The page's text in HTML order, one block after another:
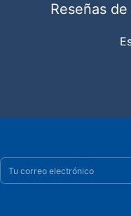
Reseñas
Correo electrónico